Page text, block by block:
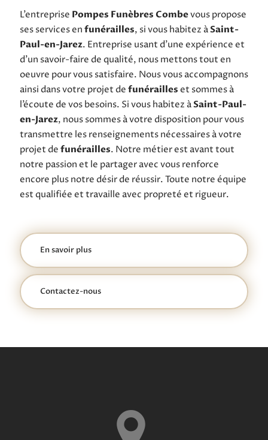
L’entreprise Pompes Funèbres Combevous propose
ses services enfunérailles, si vous habitez àSaint-
Paul-en-Jarez. Entreprise usant d’une expérience et
d’un savoir-faire de qualité, nous mettons tout en
oeuvre pour vous satisfaire. Nous vous accompagnons
ainsi dans votre projet defunérailleset sommes à
l’écoute de vos besoins. Si vous habitez àSaint-Paul-
en-Jarez, nous sommes à votre disposition pour vous
transmettre les renseignements nécessaires à votre
projet defunérailles. Notre métier est avant tout
notre passion et le partager avec vous renforce
encore plus notre désir de réussir. Toute notre équipe
est qualifiée et travaille avec propreté et rigueur.
En savoir plus
Contactez-nous